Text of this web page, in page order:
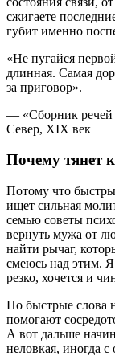
сжигаете
губит именно
«Не пугайся
длинная. Самая
за приговор».
— «Сборник речей
Север, XIX век
Почему тянет
Потому что
ищет сильная
семью советы
вернуть мужа от
найти рычаг,
смеюсь над этим.
резко, хочется и
Но быстрые слова
помогают
А вот дальше
неловкая, иногда